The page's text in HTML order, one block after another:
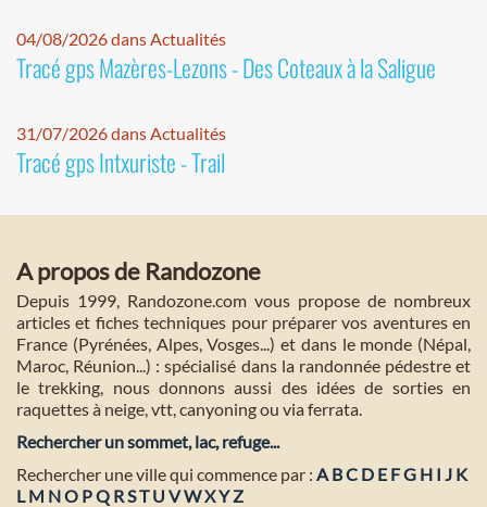
04/08/2026 dans Actualités
Tracé gps Mazères-Lezons - Des Coteaux à la Saligue
31/07/2026 dans Actualités
Tracé gps Intxuriste - Trail
A propos de Randozone
Depuis 1999, Randozone.com vous propose de nombreux
articles et fiches techniques pour préparer vos aventures en
France (Pyrénées, Alpes, Vosges...) et dans le monde (Népal,
Maroc, Réunion...) : spécialisé dans la randonnée pédestre et
le trekking, nous donnons aussi des idées de sorties en
raquettes à neige, vtt, canyoning ou via ferrata.
Rechercher un sommet, lac, refuge...
Rechercher une ville qui commence par : A BC D E FG H I J K
L M NO PQ RST U VWXYZ